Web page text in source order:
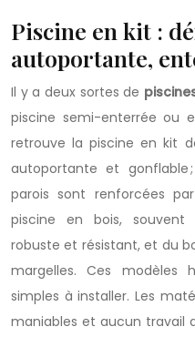
Piscine en kit :
autoportante,
Il y a deux sortes de
piscine semi-enterrée ou
retrouve la piscine en kit
autoportante et gonflable
parois sont renforcées
piscine en bois,
robuste et résistant, et du
margelles. Ces modèles
simples à installer. Les
maniables et aucun travail